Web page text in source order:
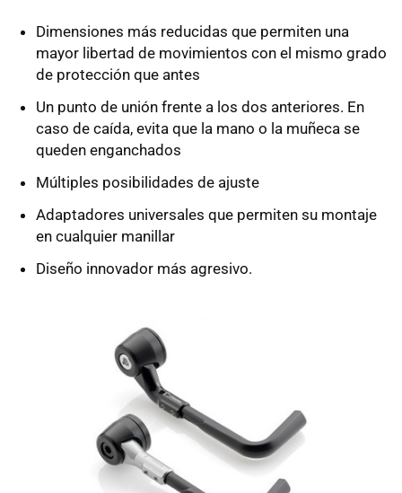
Dimensiones más reducidas que permiten una
mayor libertad de movimientos con el mismo grado
de protección que antes
Un punto de unión frente a los dos anteriores. En
caso de caída, evita que la mano o la muñeca se
queden enganchados
Múltiples posibilidades de ajuste
Adaptadores universales que permiten su montaje
en cualquier manillar
Diseño innovador más agresivo.